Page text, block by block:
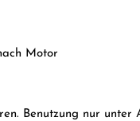
Motor
Benutzung nur unter